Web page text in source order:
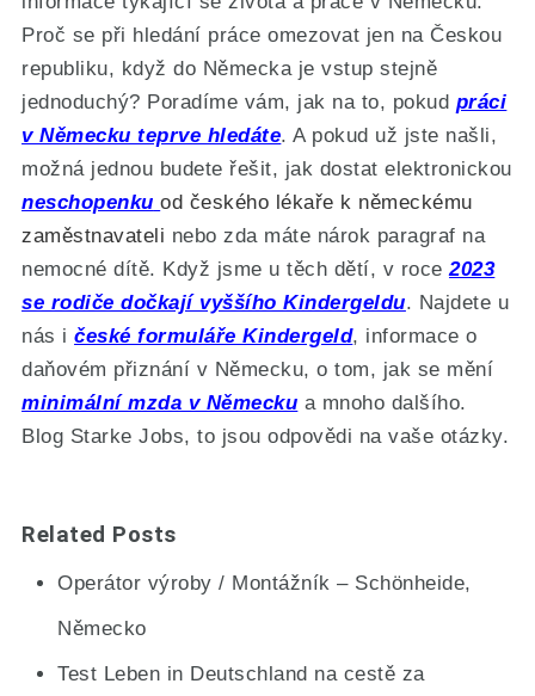
Proč se při hledání práce omezovat jen na Českou
republiku, když do Německa je vstup stejně
jednoduchý? Poradíme vám, jak na to, pokud práci
v Německu teprve hledáte. A pokud už jste našli,
možná jednou budete řešit, jak dostat elektronickou
neschopenku od českého lékaře k německému
zaměstnavateli nebo zda máte nárok paragraf na
nemocné dítě. Když jsme u těch dětí, v roce2023
se rodiče dočkají vyššího Kindergeldu. Najdete u
nás ičeské formuláře Kindergeld, informace o
daňovém přiznání v Německu, o tom, jak se mění
minimální mzda v Německu a mnoho dalšího.
Blog Starke Jobs, to jsou odpovědi na vaše otázky.
Related Posts
Operátor výroby / Montážník – Schönheide,
Německo
Test Leben in Deutschland na cestě za